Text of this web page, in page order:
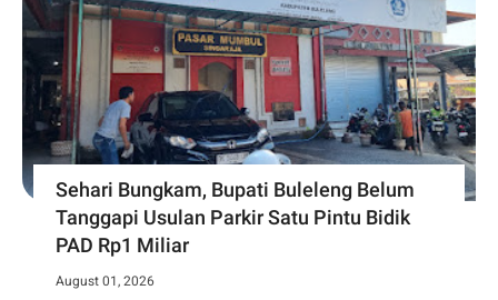
Sehari Bungkam, Bupati Buleleng Belum
Tanggapi Usulan Parkir Satu Pintu Bidik
PAD Rp1 Miliar
August 01, 2026